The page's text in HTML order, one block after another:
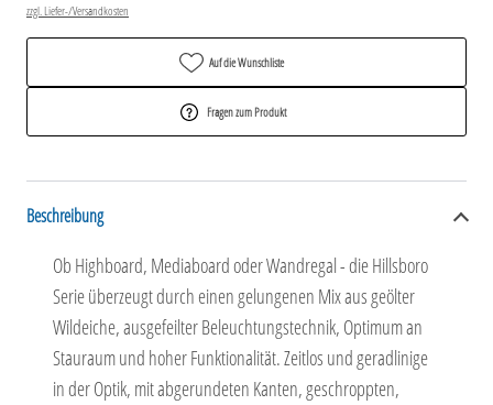
zzgl. Liefer-/Versandkosten
Auf die Wunschliste
Fragen zum Produkt
Beschreibung
Ob Highboard, Mediaboard oder Wandregal - die Hillsboro
Serie überzeugt durch einen gelungenen Mix aus geölter
Wildeiche, ausgefeilter Beleuchtungstechnik, Optimum an
Stauraum und hoher Funktionalität. Zeitlos und geradlinige
in der Optik, mit abgerundeten Kanten, geschroppten,